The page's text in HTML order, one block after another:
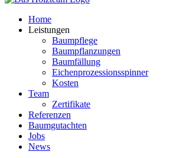
Home
Leistungen
Baumpflege
Baumpflanzungen
Baumfällung
Eichenprozessionsspinner
Kosten
Team
Zertifikate
Referenzen
Baumgutachten
Jobs
News